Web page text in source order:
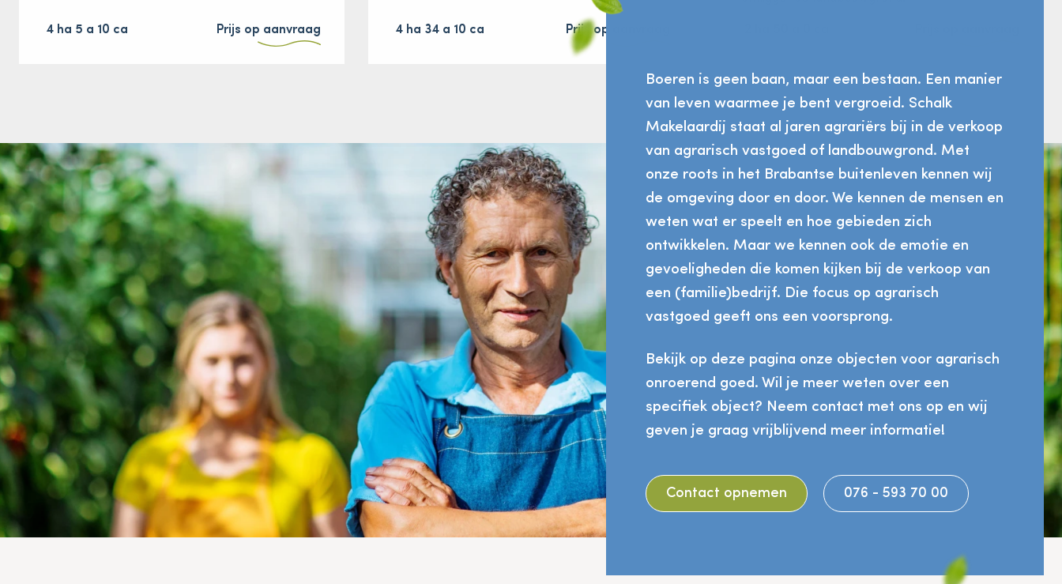
4 ha 5 a 10 ca Prijs op aanvraag 4 ha 34 a 10 ca Prijs op aanvraag
Boeren is geen baan, maar een bestaan. Een manier
van leven waarmee je bent vergroeid. Schalk
Makelaardij staat al jaren agrariërs bij in de verkoop
van agrarisch vastgoed of landbouwgrond. Met
onze roots in het Brabantse buitenleven kennen wij
de omgeving door en door. We kennen de mensen en
weten wat er speelt en hoe gebieden zich
ontwikkelen. Maar we kennen ook de emotie en
gevoeligheden die komen kijken bij de verkoop van
een (familie)bedrijf. Die focus op agrarisch
vastgoed geeft ons een voorsprong.
Bekijk op deze pagina onze objecten voor agrarisch
onroerend goed. Wil je meer weten over een
specifiek object? Neem contact met ons op en wij
geven je graag vrijblijvend meer informatie!
Contact opnemen 076 - 593 70 00